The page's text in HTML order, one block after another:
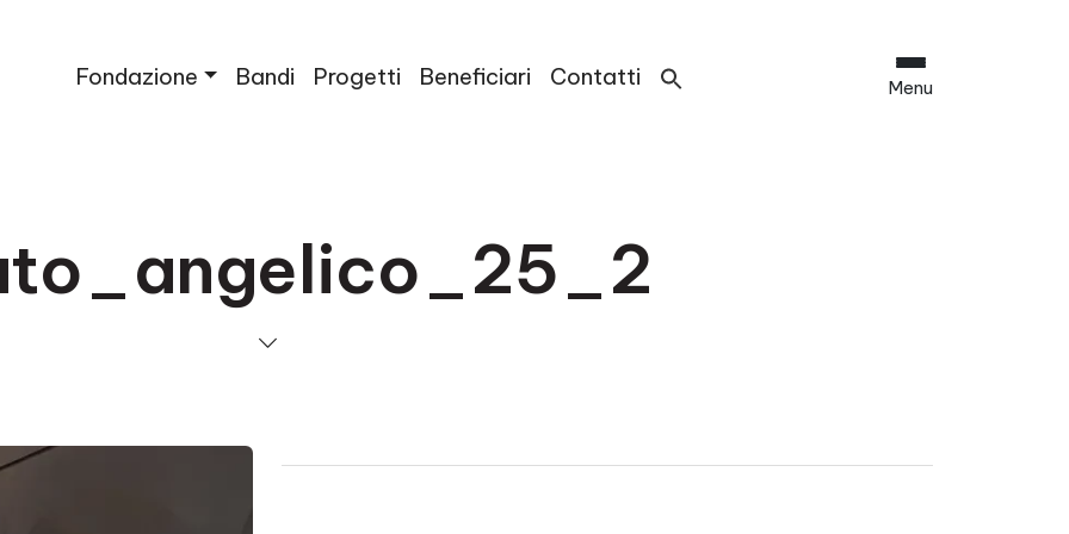
Fondazione Bandi Progetti Beneficiari Contatti Menu